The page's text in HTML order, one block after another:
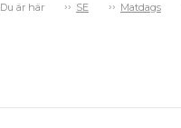
Du är här SE Matdags